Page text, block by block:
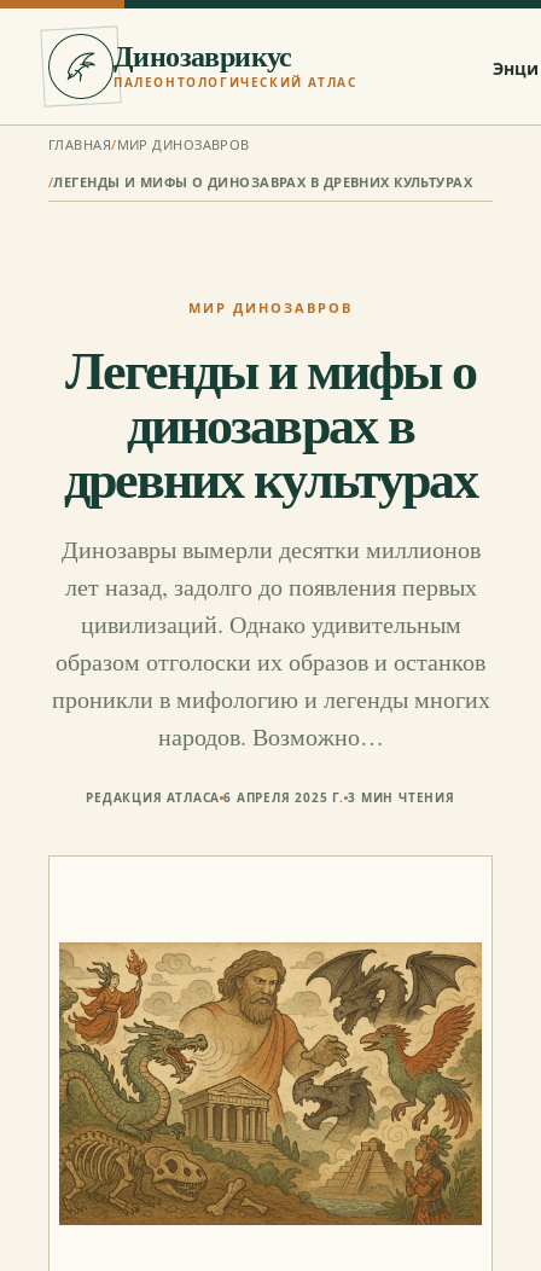
Динозаврикус
ПАЛЕОНТОЛОГИЧЕСКИЙ АТЛАС
ГЛАВНАЯ/МИР ДИНОЗАВРОВ
/ЛЕГЕНДЫ И МИФЫ О ДИНОЗАВРАХ В ДРЕВНИХ КУЛЬТУРАХ
МИР ДИНОЗАВРОВ
Легенды и мифы о
динозаврах в
древних культурах
Динозавры вымерли десятки миллионов
лет назад, задолго до появления первых
цивилизаций. Однако удивительным
образом отголоски их образов и останков
проникли в мифологию и легенды многих
народов. Возможно…
РЕДАКЦИЯ АТЛАСА 6 АПРЕЛЯ 2025 Г. 3 МИН ЧТЕНИЯ